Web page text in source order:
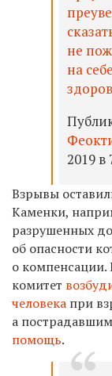
не
на
2019 в
Взрывы
Каменки,
разрушенных
об опасности
о
комитет
человека при
а
помощь.